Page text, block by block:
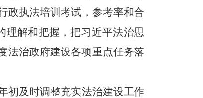
政执法培训考试，参考率和合
理解和把握，把习近平法治思
法治政府建设各项重点任务落
初及时调整充实法治建设工作